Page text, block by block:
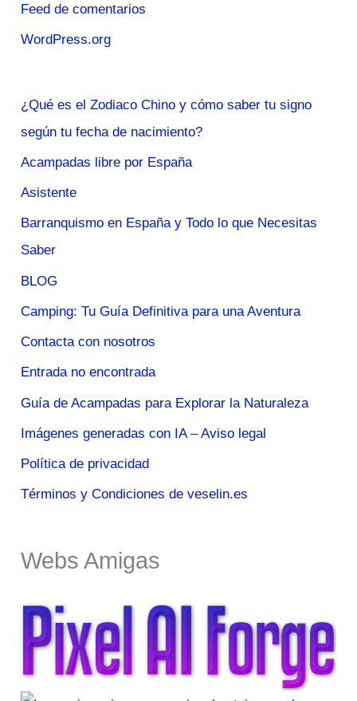
Feed de comentarios
WordPress.org
¿Qué es el Zodiaco Chino y cómo saber tu signo
según tu fecha de nacimiento?
Acampadas libre por España
Asistente
Barranquismo en España y Todo lo que Necesitas
Saber
BLOG
Camping: Tu Guía Definitiva para una Aventura
Contacta con nosotros
Entrada no encontrada
Guía de Acampadas para Explorar la Naturaleza
Imágenes generadas con IA – Aviso legal
Política de privacidad
Términos y Condiciones de veselin.es
Webs Amigas